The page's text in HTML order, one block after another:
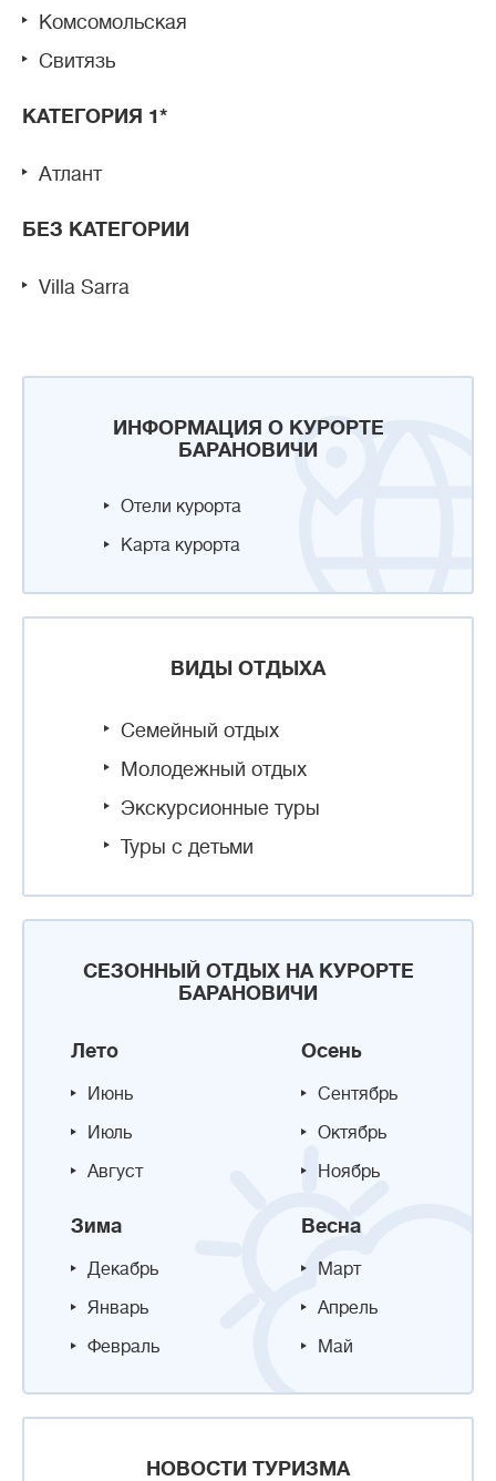
ИНФОРМАЦИЯ О КУРОРТЕ
БАРАНОВИЧИ
Отели курорта
Карта курорта
ВИДЫ ОТДЫХА
Семейный отдых
Молодежный отдых
Экскурсионные туры
Туры с детьми
СЕЗОННЫЙ ОТДЫХ НА КУРОРТЕ
БАРАНОВИЧИ
Лето
Июнь
Июль
Август
Осень
Сентябрь
Октябрь
Ноябрь
Зима
Декабрь
Январь
Февраль
Весна
Март
Апрель
Май
НОВОСТИ ТУРИЗМА
Комсомольская
Свитязь
КАТЕГОРИЯ 1*
Атлант
БЕЗ КАТЕГОРИИ
Villa Sarra